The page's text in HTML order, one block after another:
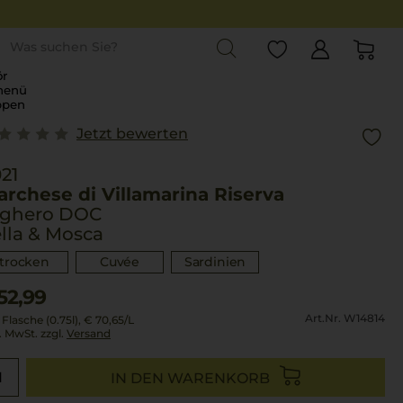
Jetzt bewerten
di Villamarina Riserva
DOC
& Mosca
trocken Cuvée Sardinien
(0.75l), € 70,65/L
MwSt. zzgl. Versand
Art.Nr. W14814
IN DEN WARENKORB